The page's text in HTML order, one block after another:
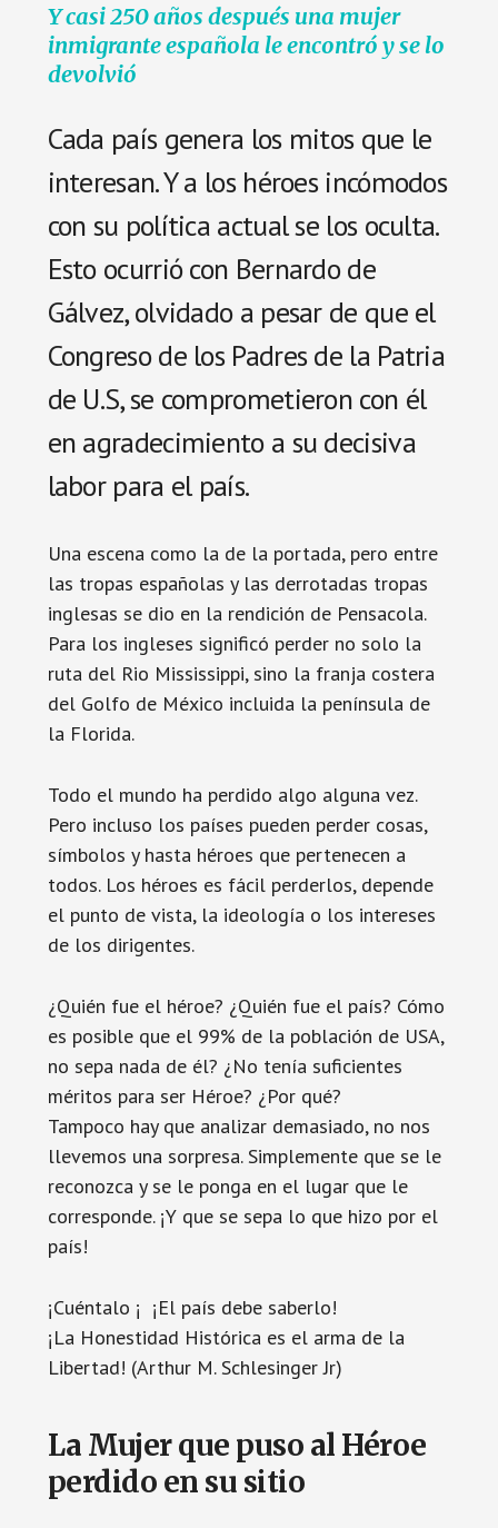
Y casi 250 años después una mujer
inmigrante española le encontró y se lo
devolvió
Cada país genera los mitos que le
interesan. Y a los héroes incómodos
con su política actual se los oculta.
Esto ocurrió con Bernardo de
Gálvez, olvidado a pesar de que el
Congreso de los Padres de la Patria
de U.S, se comprometieron con él
en agradecimiento a su decisiva
labor para el país.
Una escena como la de la portada, pero entre
las tropas españolas y las derrotadas tropas
inglesas se dio en la rendición de Pensacola.
Para los ingleses significó perder no solo la
ruta del Rio Mississippi, sino la franja costera
del Golfo de México incluida la península de
la Florida.
Todo el mundo ha perdido algo alguna vez.
Pero incluso los países pueden perder cosas,
símbolos y hasta héroes que pertenecen a
todos. Los héroes es fácil perderlos, depende
el punto de vista, la ideología o los intereses
de los dirigentes.
¿Quién fue el héroe? ¿Quién fue el país? Cómo
es posible que el 99% de la población de USA,
no sepa nada de él? ¿No tenía suficientes
méritos para ser Héroe? ¿Por qué?
Tampoco hay que analizar demasiado, no nos
llevemos una sorpresa. Simplemente que se le
reconozca y se le ponga en el lugar que le
corresponde. ¡Y que se sepa lo que hizo por el
país!
¡Cuéntalo ¡ ¡El país debe saberlo!
¡La Honestidad Histórica es el arma de la
Libertad! (Arthur M. Schlesinger Jr)
La Mujer que puso al Héroe
perdido en su sitio